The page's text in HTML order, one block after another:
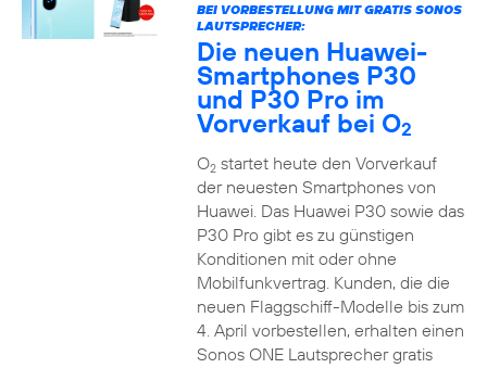
BEI VORBESTELLUNG MIT GRATIS SONOS
LAUTSPRECHER:
Die neuen Huawei-
Smartphones P30
und P30 Pro im
Vorverkauf bei O2
O2startet heute den Vorverkauf
der neuesten Smartphones von
Huawei. Das Huawei P30 sowie das
P30 Pro gibt es zu günstigen
Konditionen mit oder ohne
Mobilfunkvertrag. Kunden, die die
neuen Flaggschiff-Modelle bis zum
4. April vorbestellen, erhalten einen
Sonos ONE Lautsprecher gratis